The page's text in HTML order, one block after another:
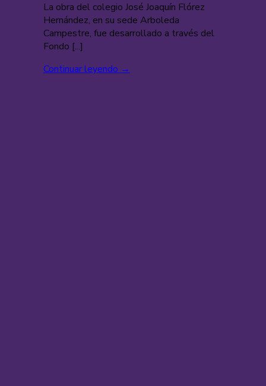
La obra del colegio José Joaquín Flórez
Hernández, en su sede Arboleda
Campestre, fue desarrollado a través del
Fondo [...]
Continuar leyendo →